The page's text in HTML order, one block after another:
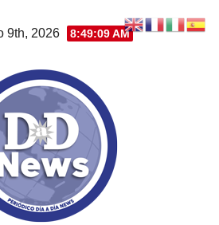
9th, 2026 8:49:10 AM